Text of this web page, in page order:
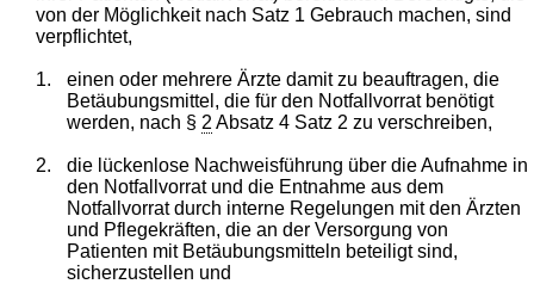
von der Möglichkeit nach Satz 1 Gebrauch machen, sind
verpflichtet,
1.
einen oder mehrere Ärzte damit zu beauftragen, die
Betäubungsmittel, die für den Notfallvorrat benötigt
werden, nach § 2 Absatz 4 Satz 2 zu verschreiben,
2.
die lückenlose Nachweisführung über die Aufnahme in
den Notfallvorrat und die Entnahme aus dem
Notfallvorrat durch interne Regelungen mit den Ärzten
und Pflegekräften, die an der Versorgung von
Patienten mit Betäubungsmitteln beteiligt sind,
sicherzustellen und